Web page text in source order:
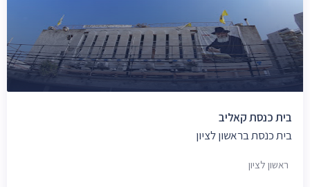
בית כנסת קאליב
בית כנסת בראשון לציון
ראשון לציון